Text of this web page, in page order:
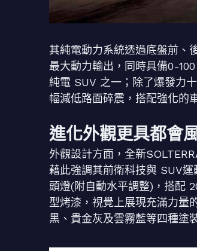
其純電動力系統透過底盤前、
最大動力輸出，同時具備0-
純電 SUV 之一；除了爆發力
幅減低路面碎震，搭配強化的
進化外觀更具都會
外觀設計方面，全新
藉此強調其前衛科技與 SUV
頭燈(附自動水平調整)，搭配
型烤漆，視覺上展現充滿力量
黑、貴金灰及雲霧藍等四種塗